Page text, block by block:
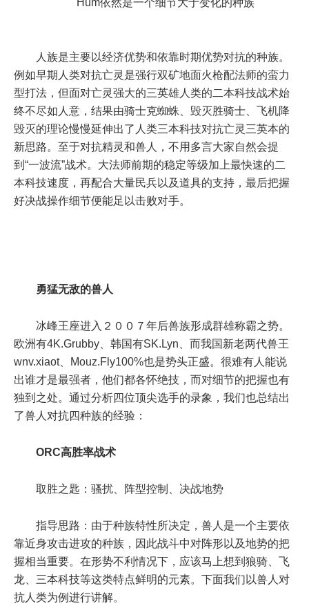
Hum依然是一个细节大于变化的种族
人族是主要以经济优势和依靠时期优势对抗的种族。
例如早期人类对抗亡灵是强行双矿地面火枪配法师的蛮力
型打法，但面对亡灵强大的三英雄人类的二本科技战术始
终不尽如人意，结果由骑士克蜘蛛、毁灭胜骑士、飞机降
毁灭的理论慢慢延伸出了人类三本科技对抗亡灵三英本的
新思路。至于对抗精灵和兽人，不用多言大家自然会提
到“一波流”战术。大法师前期的稳定等级加上最快速的二
本科技速度，再配合大量民兵以及道具的支持，最后把握
好决战操作细节便能足以击败对手。
勇猛无敌的兽人
冰峰王座进入２００７年后兽族形成群雄称霸之势。
欧洲有4K.Grubby、韩国有SK.Lyn、而我国新老两代兽王
wnv.xiaot、Mouz.Fly100%也是势头正盛。很难有人能说
出谁才是最强者，他们都各怀绝技，而对细节的把握也有
独到之处。通过分析四位顶尖选手的录象，我们也总结出
了兽人对抗四种族的经验：
ORC高胜率战术
取胜之匙：骚扰、阵型控制、决战地势
指导思路：由于种族特性所决定，兽人是一个主要依
靠近身攻击进攻的种族，因此战斗中对阵形以及地势的把
握相当重要。在形势不利情况下，应该马上想到狼骑、飞
龙、三本科技等这类特点鲜明的元素。下面我们以兽人对
抗人类为例进行讲解。